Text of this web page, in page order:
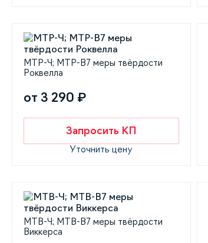
МТР-Ч; МТР-В7 меры твёрдости
Роквелла
от 3 290 ₽
Запросить КП
Уточнить цену
МТВ-Ч; МТВ-В7 меры твёрдости
Виккерса